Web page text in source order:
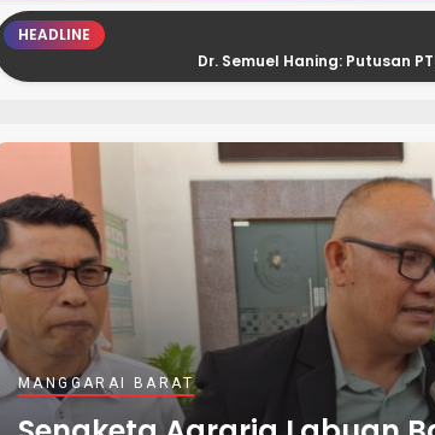
HEADLINE
Dr. Semuel Haning: Putusan PTUN
MANGGARAI BARAT